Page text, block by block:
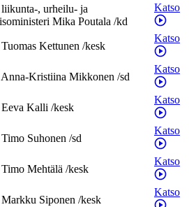
liikunta-, urheilu- ja
Mika Poutala /kd
Katso
Tuomas Kettunen /kesk
Katso
Anna-Kristiina Mikkonen /sd
Katso
Eeva Kalli /kesk
Katso
Timo Suhonen /sd
Katso
Timo Mehtälä /kesk
Katso
Markku Siponen /kesk
Katso